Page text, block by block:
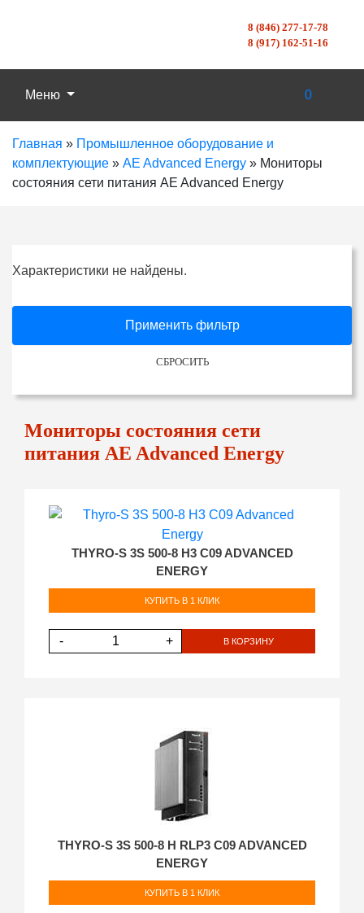
8 (846) 277-17-78
8 (917) 162-51-16
Меню 0
Главная » Промышленное оборудование и
комплектующие » AE Advanced Energy » Мониторы
состояния сети питания AE Advanced Energy
Характеристики не найдены.
Применить фильтр
СБРОСИТЬ
Мониторы состояния сети
питания AE Advanced Energy
THYRO-S 3S 500-8 H3 C09 ADVANCED
ENERGY
КУПИТЬ В 1 КЛИК
- + В КОРЗИНУ
THYRO-S 3S 500-8 H RLP3 C09 ADVANCED
ENERGY
КУПИТЬ В 1 КЛИК